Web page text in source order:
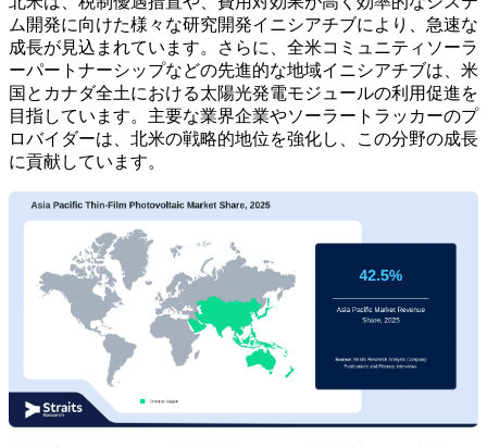
ム開発に向けた様々な研究開発イニシアチブにより、急速な
成長が見込まれています。さらに、全米コミュニティソーラ
ーパートナーシップなどの先進的な地域イニシアチブは、米
国とカナダ全土における太陽光発電モジュールの利用促進を
目指しています。主要な業界企業やソーラートラッカーのプ
ロバイダーは、北米の戦略的地位を強化し、この分野の成長
に貢献しています。